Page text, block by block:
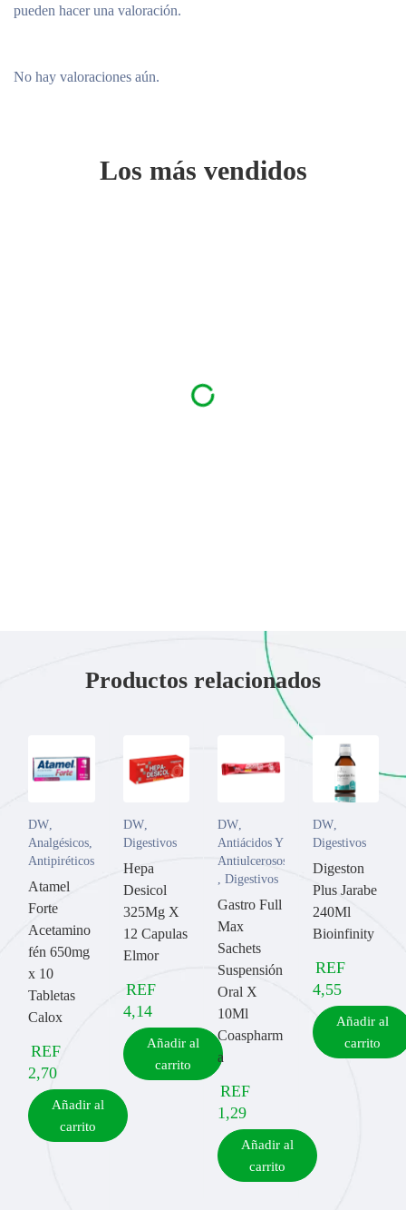
No hay valoraciones aún.
pueden hacer una valoración.
Los más vendidos
Productos relacionados
DW
Analgésicos
Antipiréticos
Atamel
Forte
Acetamino
fén 650mg
x 10
Tabletas
Calox
REF
2,70
Añadir al
carrito
DW,
Digestivos
Hepa
Desicol
325Mg X
12 Capulas
Elmor
REF
4,14
Añadir al
carrito
DW
Antiácidos Y
Antiulcerosos
Digestivos
Gastro Full
Max
Sachets
Suspensión
Oral X
10Ml
Coaspharm
a
REF
1,29
Añadir al
carrito
DW,
Digestivos
Digeston
Plus Jarabe
240Ml
Bioinfinity
REF
4,55
Añadir al
carrito